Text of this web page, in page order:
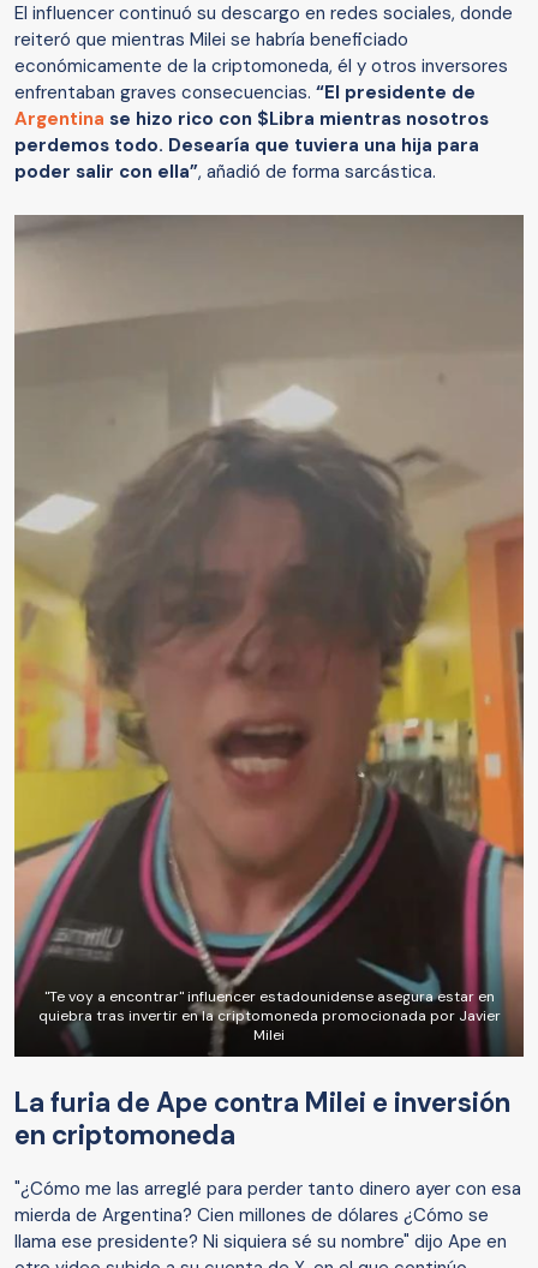
El influencer continuó su descargo en redes sociales, donde
reiteró que mientras Milei se habría beneficiado
económicamente de la criptomoneda, él y otros inversores
enfrentaban graves consecuencias. “El presidente de
Argentina se hizo rico con $Libra mientras nosotros
perdemos todo. Desearía que tuviera una hija para
poder salir con ella”, añadió de forma sarcástica.
"Te voy a encontrar" influencer estadounidense asegura estar en
quiebra tras invertir en la criptomoneda promocionada por Javier
Milei
La furia de Ape contra Milei e inversión
en criptomoneda
"¿Cómo me las arreglé para perder tanto dinero ayer con esa
mierda de Argentina? Cien millones de dólares ¿Cómo se
llama ese presidente? Ni siquiera sé su nombre" dijo Ape en